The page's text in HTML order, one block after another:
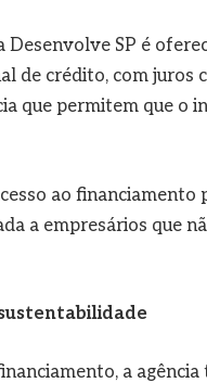
SP é
de crédito, com juros
que permitem que o
ao financiamento
a empresários que
a